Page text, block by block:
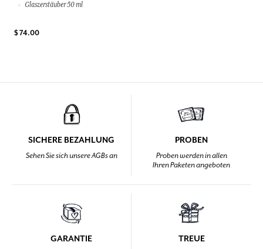
Glaszerstäuber 50 ml
$ 74.00
SICHERE BEZAHLUNG
Sehen Sie sich unsere AGBs an
PROBEN
Proben werden in allen
Ihren Paketen angeboten
GARANTIE TREUE